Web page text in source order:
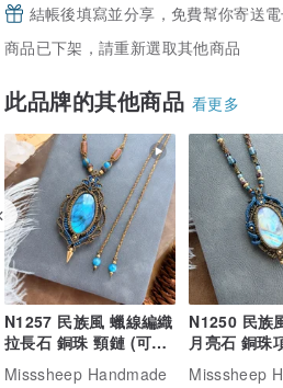
結帳後填寫並分享，免費幫你寄送電
商品已下架，請重新選取其他商品
此品牌的其他商品 看更多
N1257 民族風 蠟線編織
拉長石 銅珠 頸鏈 (可調
Misssheep Handmade
N1250 民族
月亮石 銅珠
Misssheep